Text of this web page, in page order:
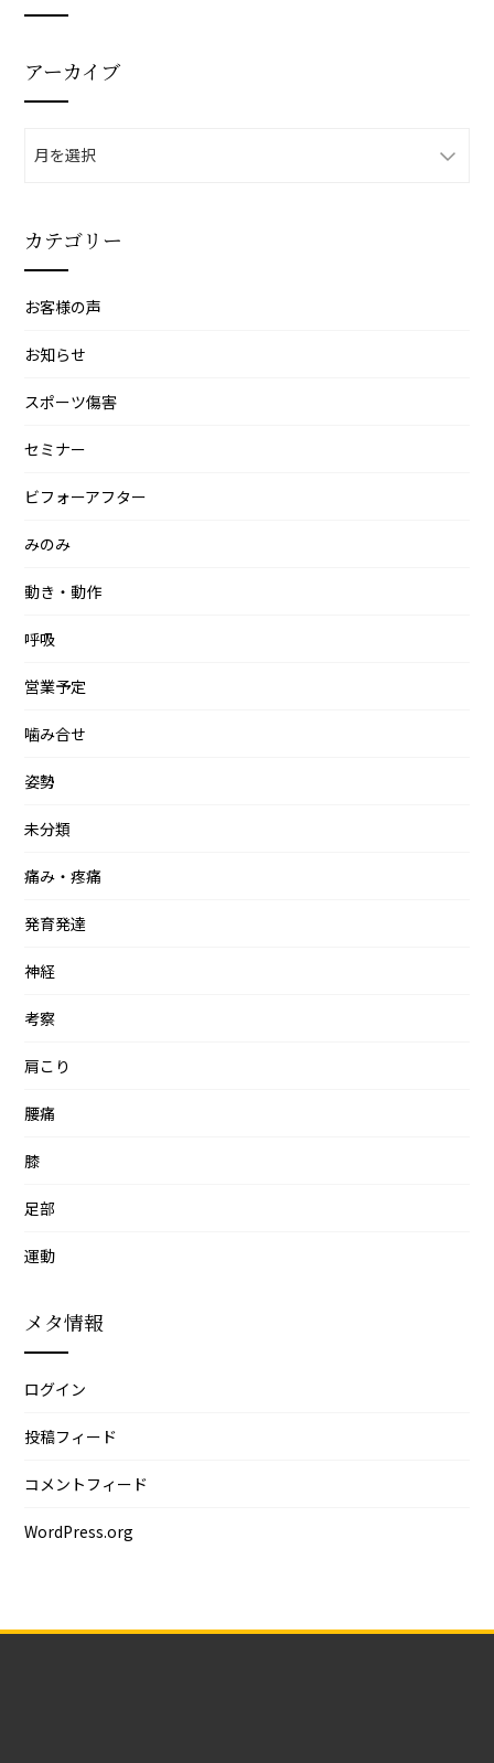
アーカイブ
ー
ブ
カテゴリー
お客様の声
お知らせ
スポーツ傷害
セミナー
ビフォーアフター
みのみ
動き・動作
呼吸
営業予定
噛み合せ
姿勢
未分類
痛み・疼痛
発育発達
神経
考察
肩こり
腰痛
膝
足部
運動
メタ情報
ログイン
投稿フィード
コメントフィード
WordPress.org